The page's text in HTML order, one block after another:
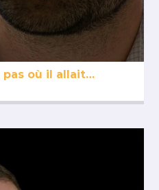
pas où il allait…